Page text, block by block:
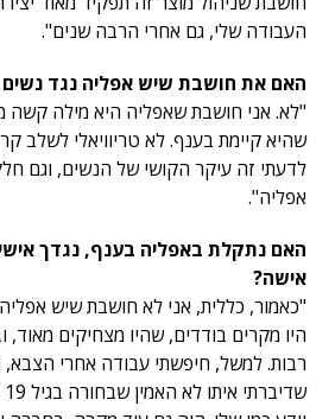
העבודה שלי, גם אחרי הרבה שנים".
האם את חושבת שיש אפליה נגד נשים
"לא. אני חושבת שאפליה היא מילה קשה
שהיא קיימת בענף. לא טריוויאלי לשלב
לדעתי זה עיקר הקושי של הנשים, וגם
אפליה".
האם נתקלת באפליה בענף, נגדך
אישה?
"כאמור, כללית, אני לא חושבת שיש
היו מקרים בודדים, שהיו מצחיקים מאוד,
רבות. למשל, חיפשתי עבודה אחרי